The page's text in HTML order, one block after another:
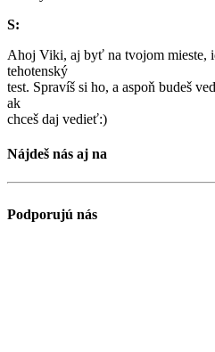
S:
Ahoj Viki, aj byť na tvojom mieste,
tehotenský
test. Spravíš si ho, a aspoň budeš
ak
chceš daj vedieť:)
Nájdeš nás aj na
Podporujú nás